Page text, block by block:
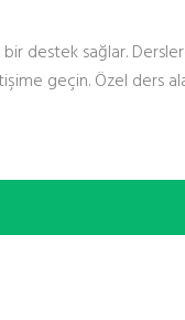
destek sağlar.
geçin. Özel ders